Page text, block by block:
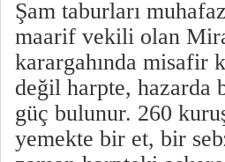
Şam taburları
maarif vekili olan
karargahında misafir
değil harpte, hazarda
güç bulunur. 260
yemekte bir et, bir